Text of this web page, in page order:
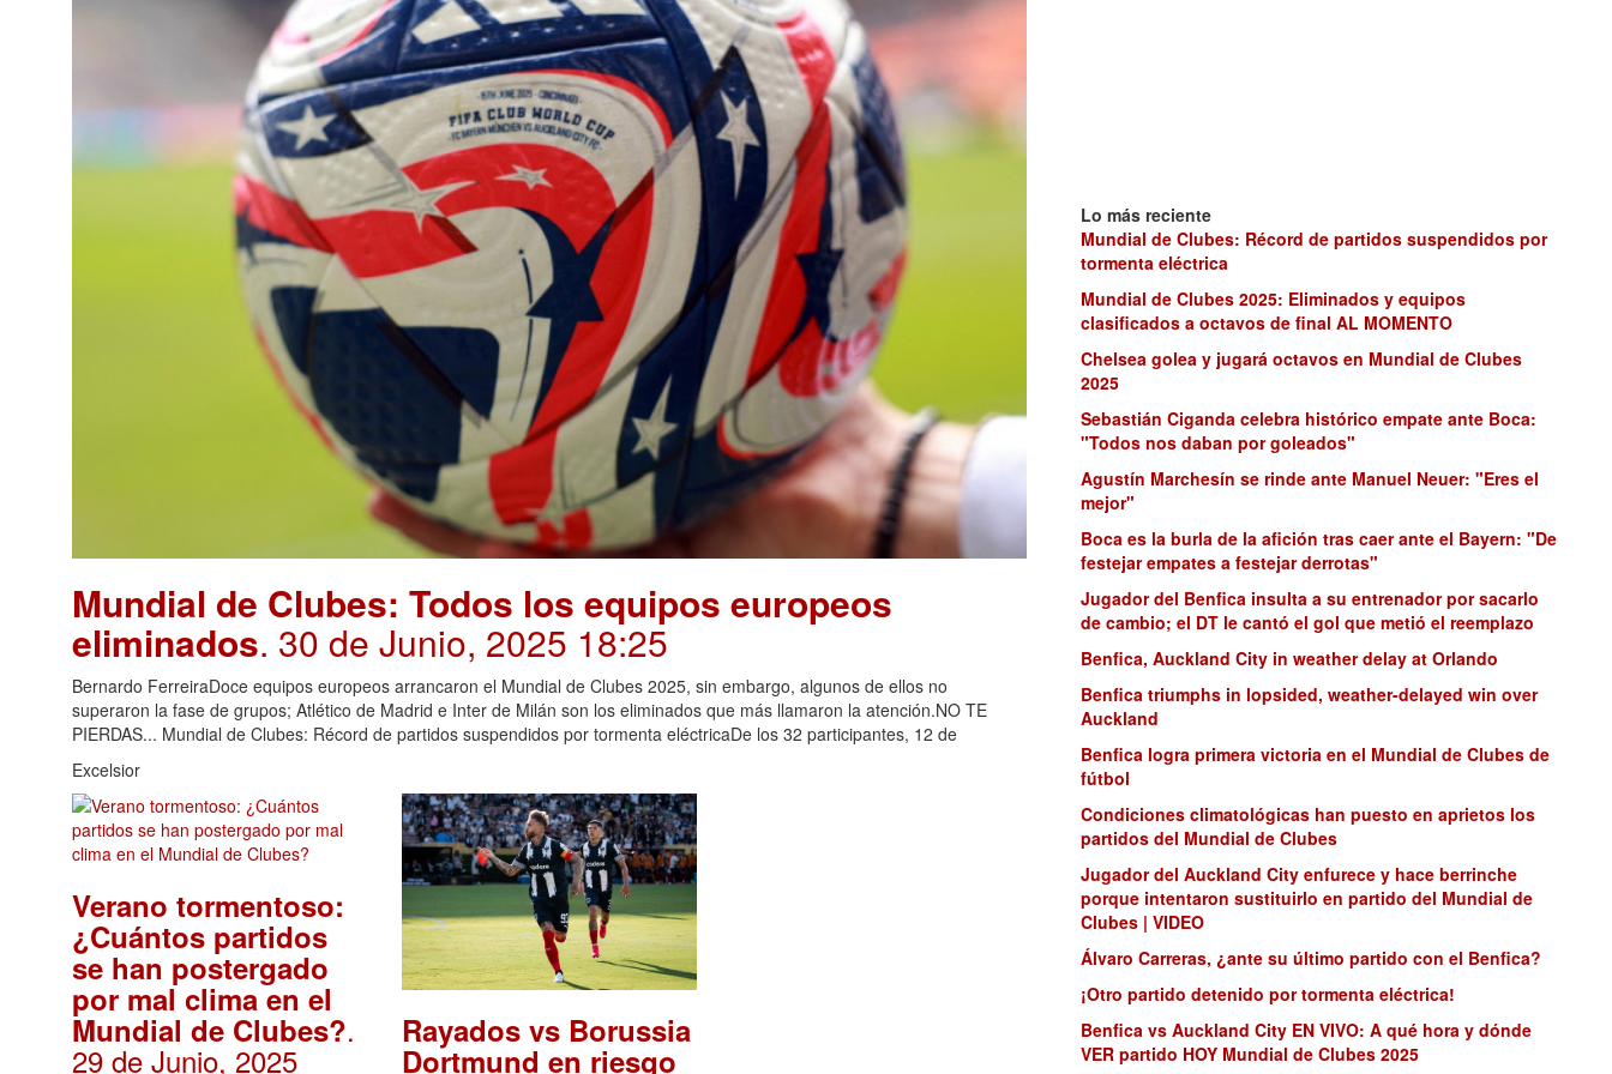
Mundial de Clubes: Todos los equipos europeos
eliminados. 30 de Junio, 2025 18:25
Bernardo FerreiraDoce equipos europeos arrancaron el Mundial de Clubes 2025, sin embargo, algunos de ellos no
superaron la fase de grupos; Atlético de Madrid e Inter de Milán son los eliminados que más llamaron la atención.NO TE
PIERDAS... Mundial de Clubes: Récord de partidos suspendidos por tormenta eléctricaDe los 32 participantes, 12 de
Excelsior
Verano tormentoso:
¿Cuántos partidos
se han postergado
por mal clima en el
Mundial de Clubes?.
29 de Junio, 2025
Rayados vs Borussia
Dortmund en riesgo
Lo más reciente
Mundial de Clubes: Récord de partidos suspendidos por
tormenta eléctrica
Mundial de Clubes 2025: Eliminados y equipos
clasificados a octavos de final AL MOMENTO
Chelsea golea y jugará octavos en Mundial de Clubes
2025
Sebastián Ciganda celebra histórico empate ante Boca:
"Todos nos daban por goleados"
Agustín Marchesín se rinde ante Manuel Neuer: "Eres el
mejor"
Boca es la burla de la afición tras caer ante el Bayern: "De
festejar empates a festejar derrotas"
Jugador del Benfica insulta a su entrenador por sacarlo
de cambio; el DT le cantó el gol que metió el reemplazo
Benfica, Auckland City in weather delay at Orlando
Benfica triumphs in lopsided, weather-delayed win over
Auckland
Benfica logra primera victoria en el Mundial de Clubes de
fútbol
Condiciones climatológicas han puesto en aprietos los
partidos del Mundial de Clubes
Jugador del Auckland City enfurece y hace berrinche
porque intentaron sustituirlo en partido del Mundial de
Clubes | VIDEO
Álvaro Carreras, ¿ante su último partido con el Benfica?
¡Otro partido detenido por tormenta eléctrica!
Benfica vs Auckland City EN VIVO: A qué hora y dónde
VER partido HOY Mundial de Clubes 2025